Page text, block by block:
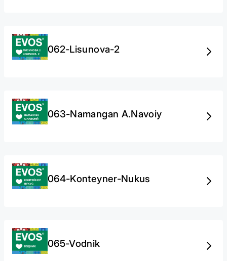
062-Lisunova-2
063-Namangan A.Navoiy
064-Konteyner-Nukus
065-Vodnik